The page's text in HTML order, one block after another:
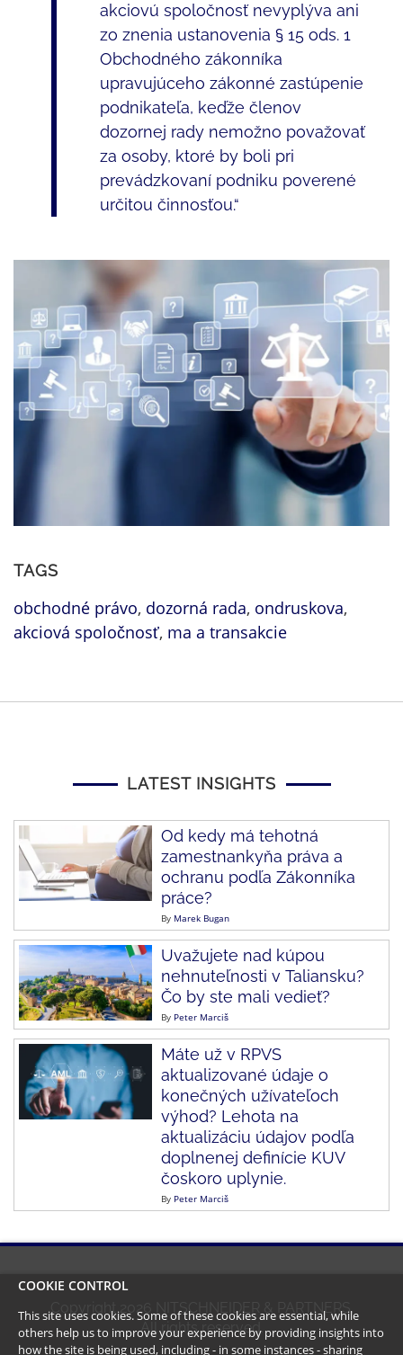
akciovú spoločnosť nevyplýva ani
zo znenia ustanovenia § 15 ods. 1
Obchodného zákonníka
upravujúceho zákonné zastúpenie
podnikateľa, keďže členov
dozornej rady nemožno považovať
za osoby, ktoré by boli pri
prevádzkovaní podniku poverené
určitou činnosťou.“
TAGS
obchodné právo, dozorná rada, ondruskova,
akciová spoločnosť, ma a transakcie
LATEST INSIGHTS
Od kedy má tehotná
zamestnankyňa práva a
ochranu podľa Zákonníka
práce?
By Marek Bugan
Uvažujete nad kúpou
nehnuteľnosti v Taliansku?
Čo by ste mali vedieť?
By Peter Marciš
Máte už v RPVS
aktualizované údaje o
konečných užívateľoch
výhod? Lehota na
aktualizáciu údajov podľa
doplnenej definície KUV
čoskoro uplynie.
By Peter Marciš
Copyright2026
NITSCHNEIDER & PARTNERS.
All rights reserved.
COOKIE CONTROL
This site uses cookies. Some of these cookies are essential, while
others help us to improve your experience by providing insights into
how the site is being used, including - in some instances - sharing